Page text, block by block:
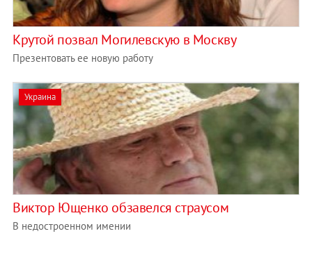
Крутой позвал Могилевскую в Москву
Презентовать ее новую работу
Украина
Виктор Ющенко обзавелся страусом
В недостроенном имении